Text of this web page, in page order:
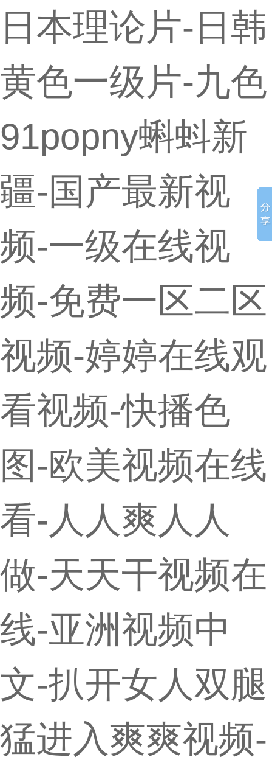
日本理论片-日韩
黄色一级片-九色
91popny蝌蚪新
疆-国产最新视
频-一级在线视
频-免费一区二区
视频-婷婷在线观
看视频-快播色
图-欧美视频在线
看-人人爽人人
做-天天干视频在
线-亚洲视频中
文-扒开女人双腿
猛进入爽爽视频-